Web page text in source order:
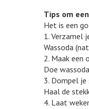
Tips om
Het is een
1. Verzamel
Wassoda
2. Maak een
Doe
3. Dompel
Haal de
4. Laat